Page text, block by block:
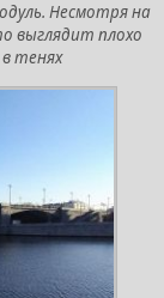
Несмотря на
выглядит плохо
тенях